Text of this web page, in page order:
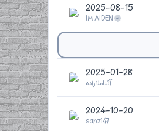
2025-08-15
IM AIDEN
2025-01-28
آتناملازاده
2024-10-20
sara147